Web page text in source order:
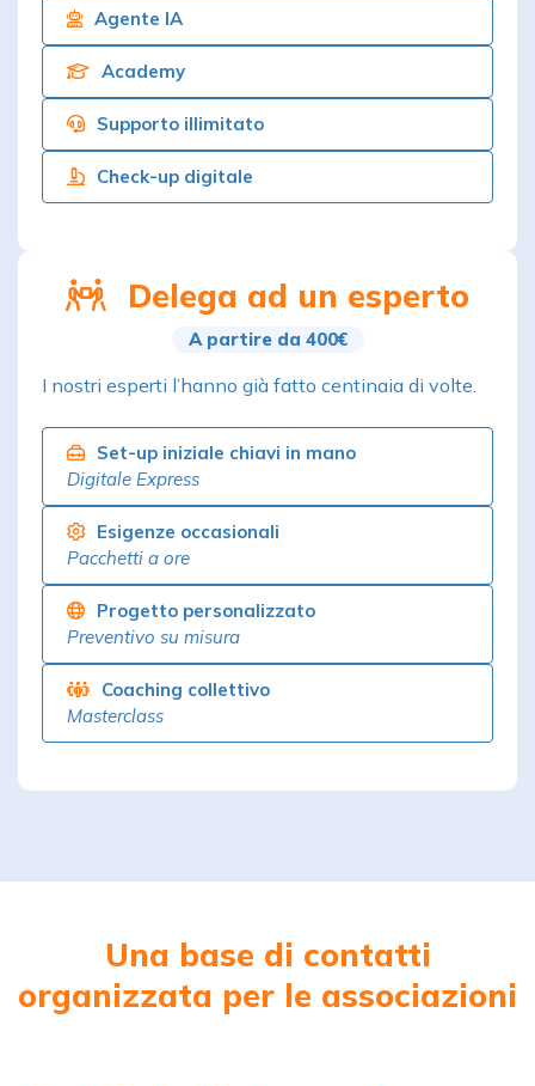
Agente IA
Academy
Supporto illimitato
Check-up digitale
Delega ad un esperto
A partire da 400€
I nostri esperti l’hanno già fatto centinaia di volte.
Set-up iniziale chiavi in mano
Digitale Express
Esigenze occasionali
Pacchetti a ore
Progetto personalizzato
Preventivo su misura
Coaching collettivo
Masterclass
Una base di contatti
organizzata per le associazioni